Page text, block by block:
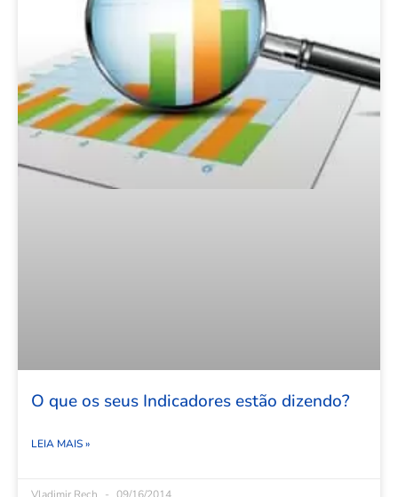
O que os seus Indicadores estão dizendo?
LEIA MAIS »